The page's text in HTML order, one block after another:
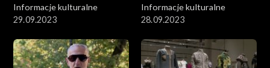
Informacje kulturalne
29.09.2023
Informacje kulturalne
28.09.2023